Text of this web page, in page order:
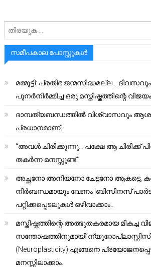
സമീപകാല പോസ്റ്റുകൾ
മമ്മൂട്ടി: പ്രതിഭ ജന്മസിദ്ധമല്ല…
പുനർനിർമ്മിച്ച ഒരു മസ്തിഷ്കത്തിന്റെ
ദാമ്പത്യബന്ധത്തിൽ വിശ്വാസവും
പ്രധാനമാണ്.
“അവൾ ചിരിക്കുന്നു… പക്ഷേ ആ ചിരിക്ക്
തകർന്ന മനസ്സുണ്ട്.”
അച്ഛനോ അനിയനോ ചേട്ടനോ ആകട്ടെ,
നിർബന്ധമായും വേണം |ബിസിനസ്
പറ്റിക്കപ്പെടലുകൾ ഒഴിവാക്കാം..
മസ്തിഷ്കത്തിന്റെ അത്ഭുതകരമായ മികച്ച
(Neuroplasticity):എങ്ങനെ
മനസ്സിലാക്കാം.